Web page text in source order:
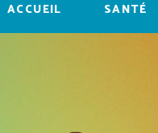
ACCUEIL SANTÉ